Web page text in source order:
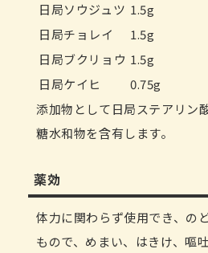
日局ソウジュツ 1.5g
日局チョレイ
1.5g
日局ブクリョウ 1.5g
日局ケイヒ
0.75g
添加物として日局ステアリン
糖水和物を含有します。
薬効
体力に関わらず使用でき、の
もので、めまい、はきけ、嘔